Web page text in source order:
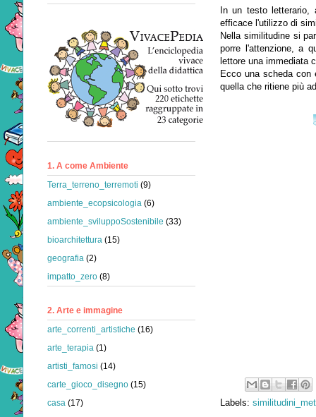
In un testo letterario,
efficace l'utilizzo di
Nella similitudine si
porre l'attenzione, a
lettore una immediata
Ecco una scheda con
quella che ritiene più
Labels:
1. A come Ambiente
Terra_terreno_terremoti (9)
ambiente_ecopsicologia (6)
ambiente_sviluppoSostenibile (33)
bioarchitettura (15)
geografia (2)
impatto_zero (8)
2. Arte e immagine
arte_correnti_artistiche (16)
arte_terapia (1)
artisti_famosi (14)
carte_gioco_disegno (15)
casa (17)